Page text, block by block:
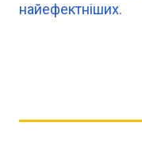
найефектніших.